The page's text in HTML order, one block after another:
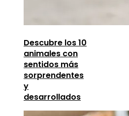
Descubre los 10
animales con
sentidos más
sorprendentes
y
desarrollados